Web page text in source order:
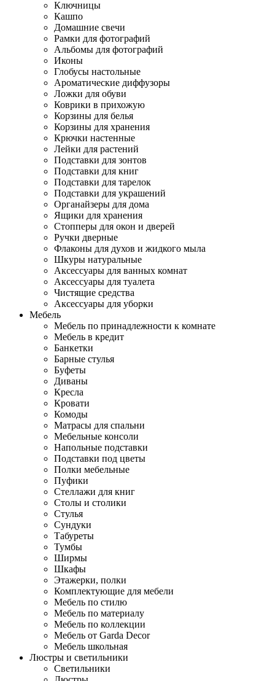
Ключницы
Кашпо
Домашние свечи
Рамки для фотографий
Альбомы для фотографий
Иконы
Глобусы настольные
Ароматические диффузоры
Ложки для обуви
Коврики в прихожую
Корзины для белья
Корзины для хранения
Крючки настенные
Лейки для растений
Подставки для зонтов
Подставки для книг
Подставки для тарелок
Подставки для украшений
Органайзеры для дома
Ящики для хранения
Стопперы для окон и дверей
Ручки дверные
Флаконы для духов и жидкого мыла
Шкуры натуральные
Аксессуары для ванных комнат
Аксессуары для туалета
Чистящие средства
Аксессуары для уборки
Мебель
Мебель по принадлежности к комнате
Мебель в кредит
Банкетки
Барные стулья
Буфеты
Диваны
Кресла
Кровати
Комоды
Матрасы для спальни
Мебельные консоли
Напольные подставки
Подставки под цветы
Полки мебельные
Пуфики
Стеллажи для книг
Столы и столики
Стулья
Сундуки
Табуреты
Тумбы
Ширмы
Шкафы
Этажерки, полки
Комплектующие для мебели
Мебель по стилю
Мебель по материалу
Мебель по коллекции
Мебель от Garda Decor
Мебель школьная
Люстры и светильники
Светильники